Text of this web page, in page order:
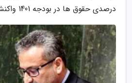
درصدی حقوق ها در بودجه 1401 واکنش نشان داد.